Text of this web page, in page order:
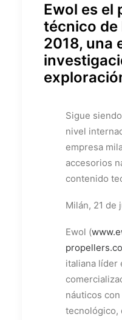
Ewol es el
técnico de
2018, una
Sigue
nivel
empresa
accesorios
contenido
Milán, 21 de
Ewol (
italiana líder
náuticos
tecnológico,